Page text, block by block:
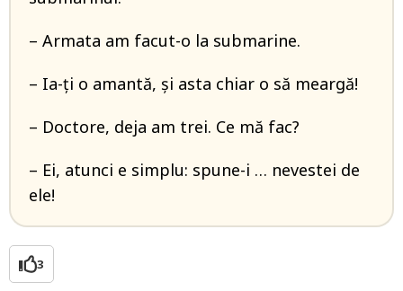
– Armata am facut-o la submarine.
– Ia-ți o amantă, și asta chiar o să meargă!
– Doctore, deja am trei. Ce mă fac?
– Ei, atunci e simplu: spune-i … nevestei de
ele!
3